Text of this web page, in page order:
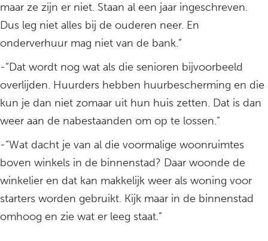
maar ze zijn er niet. Staan al een jaar ingeschreven.
Dus leg niet alles bij de ouderen neer. En
onderverhuur mag niet van de bank.”
-“Dat wordt nog wat als die senioren bijvoorbeeld
overlijden. Huurders hebben huurbescherming en die
kun je dan niet zomaar uit hun huis zetten. Dat is dan
weer aan de nabestaanden om op te lossen.”
-“Wat dacht je van al die voormalige woonruimtes
boven winkels in de binnenstad? Daar woonde de
winkelier en dat kan makkelijk weer als woning voor
starters worden gebruikt. Kijk maar in de binnenstad
omhoog en zie wat er leeg staat.”